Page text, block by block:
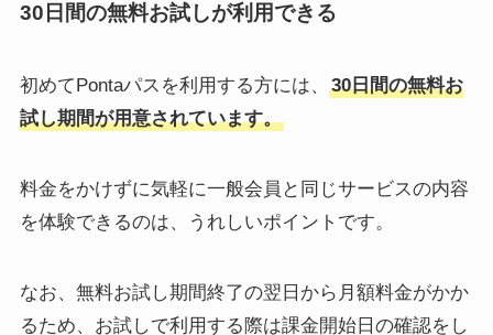
30日間の無料お試しが利用できる
初めてPontaパスを利用する方には、
30日間の無料お
試し期間が用意されています。
料金をかけずに気軽に一般会員と同じサービスの内容
を体験できるのは、うれしいポイントです。
なお、無料お試し期間終了の翌日から月額料金がかか
るため、お試しで利用する際は課金開始日の確認をし